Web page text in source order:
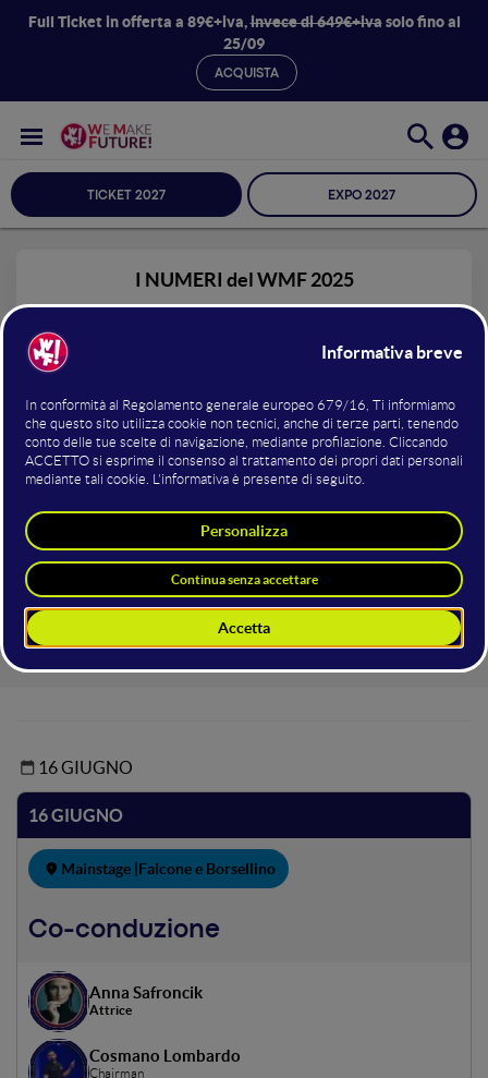
Full Ticket in offerta a 89€+iva,invece di 649€+ivasolo fino al
25/09
ACQUISTA
TICKET 2027 EXPO 2027
I NUMERI del WMF 2025
Il Programma Formativo del
WMF2022
16 GIUGNO
16 GIUGNO
Mainstage | Falcone e Borsellino
Co-conduzione
Anna Safroncik
Attrice
Cosmano Lombardo
Chairman